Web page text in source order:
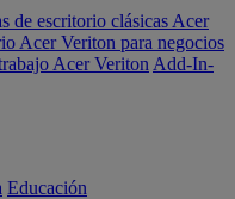
de escritorio clásicas Acer
Acer Veriton para negocios
Acer Veriton Add-In-
Educación